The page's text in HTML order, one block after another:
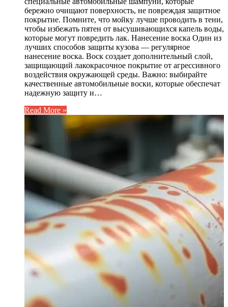
бережно очищают поверхность, не повреждая защитное
покрытие. Помните, что мойку лучше проводить в тени,
чтобы избежать пятен от высушивающихся капель воды,
которые могут повредить лак. Нанесение воска Один из
лучших способов защиты кузова — регулярное
нанесение воска. Воск создает дополнительный слой,
защищающий лакокрасочное покрытие от агрессивного
воздействия окружающей среды. Важно: выбирайте
качественные автомобильные воски, которые обеспечат
надежную защиту и…
Read More »